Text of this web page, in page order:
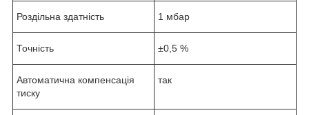
Роздільна здатність 1 мбар
Точність ±0,5 %
Автоматична компенсація
тиску
так